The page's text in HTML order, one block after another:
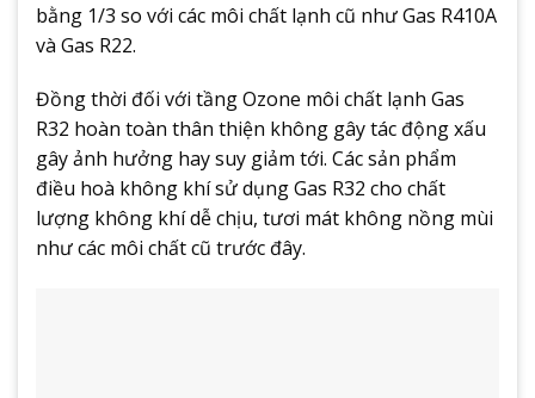
bằng 1/3 so với các môi chất lạnh cũ như Gas R410A
và Gas R22.
Đồng thời đối với tầng Ozone môi chất lạnh Gas
R32 hoàn toàn thân thiện không gây tác động xấu
gây ảnh hưởng hay suy giảm tới. Các sản phẩm
điều hoà không khí sử dụng Gas R32 cho chất
lượng không khí dễ chịu, tươi mát không nồng mùi
như các môi chất cũ trước đây.